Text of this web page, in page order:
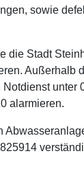
sowie
die Stadt
Außerhalb
unter
alarmieren.